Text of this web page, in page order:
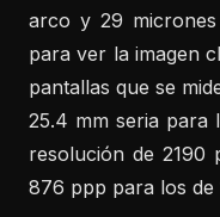
arco y 29
para ver la imagen
pantallas que se
25.4 mm seria para
resolución de
876 ppp para los de